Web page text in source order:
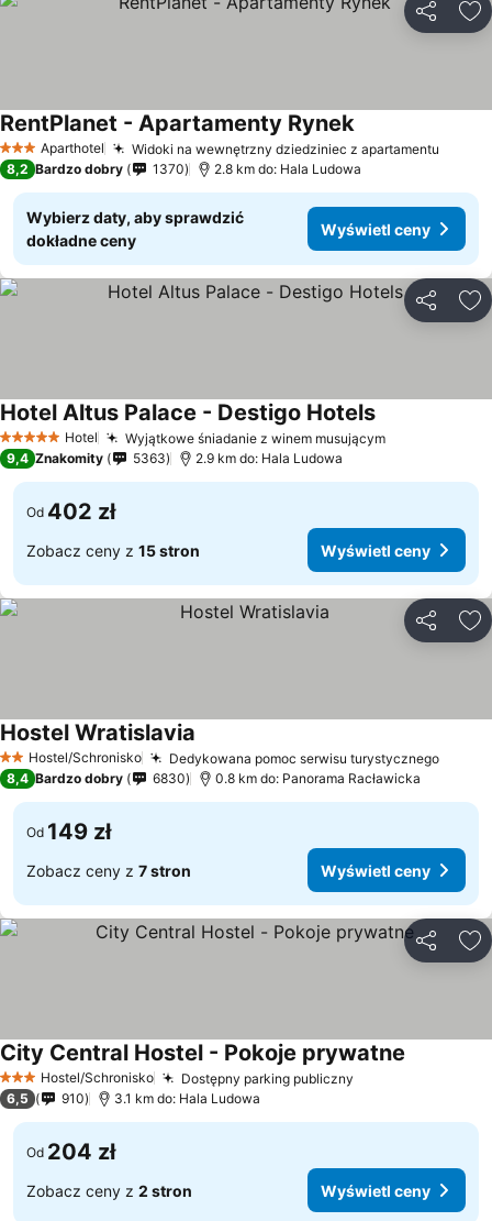
3 KategoriaAparthotel Widoki na wewnętrzny dziedziniec z apartamentu
RentPlanet - Apartamenty Rynek
8,2 Bardzo dobry 1370 2.8 km do: Hala Ludowa
Wybierz daty, aby sprawdzić
dokładne ceny
Wyświetl ceny
5 KategoriaHotel Wyjątkowe śniadanie z winem musującym
Hotel Altus Palace - Destigo Hotels
9,4 Znakomity 5363 2.9 km do: Hala Ludowa
Od 402 zł
Zobacz ceny z 15 stron Wyświetl ceny
2 Kategoria
Hostel/Schronisko Dedykowana pomoc serwisu turystycznego
Hostel Wratislavia
8,4 Bardzo dobry 6830 0.8 km do: Panorama Racławicka
Od 149 zł
Zobacz ceny z 7 stron Wyświetl ceny
3 KategoriaHostel/Schronisko Dostępny parking publiczny
City Central Hostel - Pokoje prywatne
6,5 910 3.1 km do: Hala Ludowa
Od 204 zł
Zobacz ceny z 2 stron Wyświetl ceny